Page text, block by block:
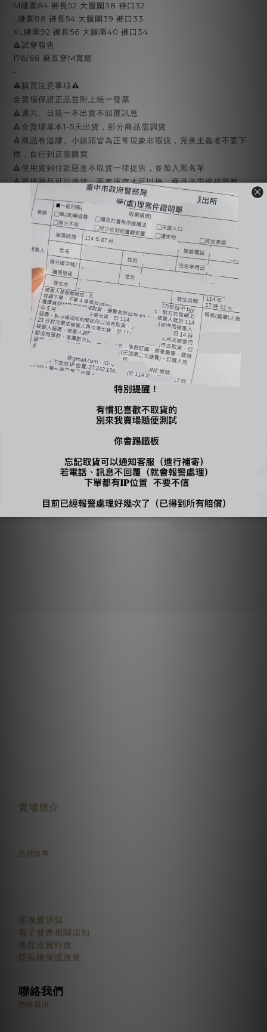
M腰圍84 褲長52 大腿圍38 褲口32
L腰圍88 褲長54 大腿圍39 褲口33
XL腰圍92 褲長56 大腿圍40 褲口34
🔺試穿報告
176/68 麻豆穿M寬鬆
-
⚠️購買注意事項⚠️
全賣場保證正品並附上統一發票
🔺週六、日統一不出貨不回覆訊息
🔺全賣場基本1-5天出貨，部分商品需調貨
🔺商品有溢膠、小線頭皆為正常現象非瑕疵，完美主義者不要下
標，自行到店面購買
🔺使用貨到付款惡意不取貨一律提告，並加入黑名單
🔺賣場商品可以換貨，要有庫存才可以換，商品必需保持完整、
吊牌不能剪，才能換貨，換貨須知請詳售後小卡
🔍【INSTAGRAM】：BJY_666
您可能喜歡...
賣場簡介
品牌故事
退換貨須知
電子發票相關須知
商品出貨時效
隱私權保護政策
聯絡我們
聯絡資訊